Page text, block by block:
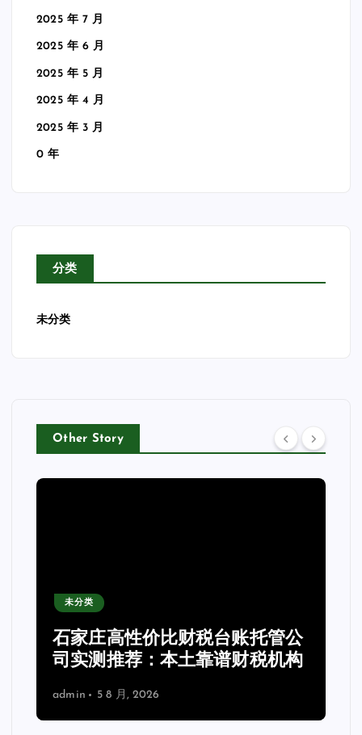
2025 年 7 月
2025 年 6 月
2025 年 5 月
2025 年 4 月
2025 年 3 月
0 年
分类
未分类
Other Story
未分类
石家庄高性价比财税台账托管公
司实测推荐：本土靠谱财税机构
admin 5 8 月, 2026